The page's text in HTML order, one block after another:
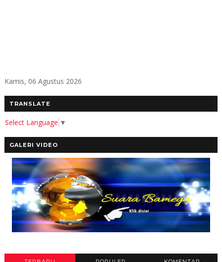
Kamis, 06 Agustus 2026
TRANSLATE
Select Language ▼
GALERI VIDEO